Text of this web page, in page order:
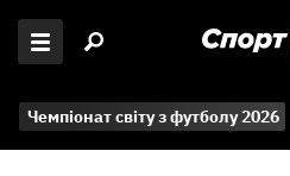
Чемпіонат світу з футболу 2026